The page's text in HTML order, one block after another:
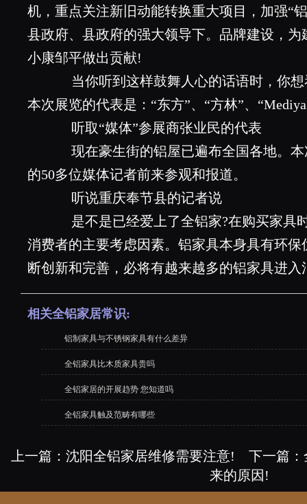
机，重点关注新旧动能转换重大项目，加强“
县政府、县政府的强大领导下。品牌建设，
小康邹平做出贡献!
当你听到这样鼓舞人心的话语时，你想
本次展览的代表是：“东方”、“方林”、
听取“媒体”参展商张业民的代表
现在豪生街的铝屋已遍布全国各地。本
的50多位媒体记者前来参观和报道。
听说重庆奉节县的记者说
是不是已经爱上了全铝家?在购买家具
消费者的主要考虑因素。铝家具本身具有环
断创新和完善，必将有越来越多的铝家具进入
相关全铝家居常识:
铝制家具与不锈钢家具有什么差异
全铝家具比木质家具贵吗
全铝家居的开展趋势 您知道吗
全铝家具触及范畴有哪些
上一篇：沈阳全铝家居维修需要注意! 下一篇：
来的原因!